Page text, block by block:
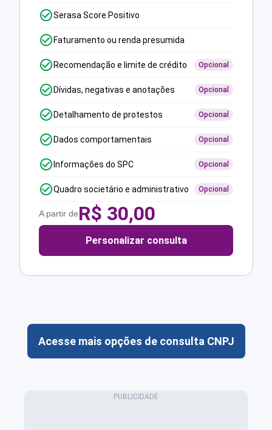
Serasa Score Positivo
Faturamento ou renda presumida
Recomendação e limite de crédito Opcional
Dívidas, negativas e anotações Opcional
Detalhamento de protestos Opcional
Dados comportamentais Opcional
Informações do SPC Opcional
Quadro societário e administrativo Opcional
A partir deR$ 30,00
Personalizar consulta
Acesse mais opções de consulta CNPJ